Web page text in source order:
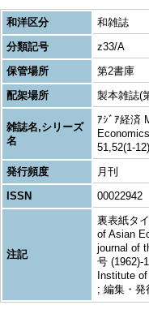
和洋区分
和雑誌
分類記号
z33/A
保管場所
第2書庫
配架場所
製本雑誌(
雑誌名,シリーズ
名
ｱｼﾞｱ経済
51,52(1-
発行頻度
月刊
ISSN
00022942
注記
裏表紙タ
of Asian
journal of
号 (1962)-
Institute
; 編集・発